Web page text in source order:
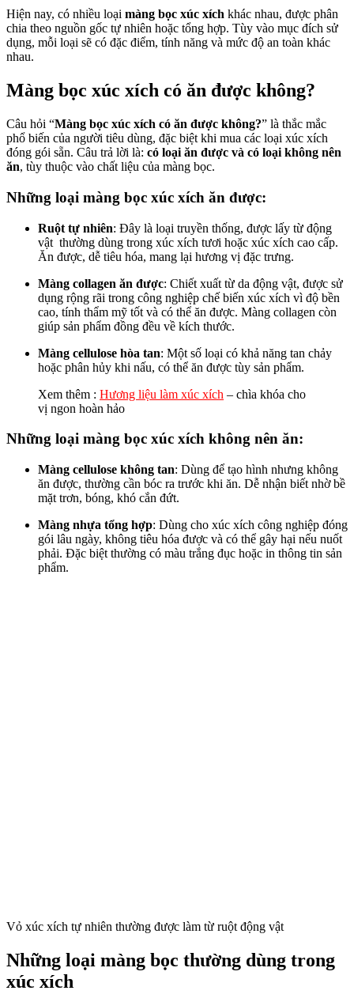
Hiện nay, có nhiều loại màng bọc xúc xích khác nhau, được phân
chia theo nguồn gốc tự nhiên hoặc tổng hợp. Tùy vào mục đích sử
dụng, mỗi loại sẽ có đặc điểm, tính năng và mức độ an toàn khác
nhau.
Màng bọc xúc xích có ăn được không?
Câu hỏi “Màng bọc xúc xích có ăn được không?” là thắc mắc
phổ biến của người tiêu dùng, đặc biệt khi mua các loại xúc xích
đóng gói sẵn. Câu trả lời là: có loại ăn được và có loại không nên
ăn, tùy thuộc vào chất liệu của màng bọc.
Những loại màng bọc xúc xích ăn được:
Ruột tự nhiên: Đây là loại truyền thống, được lấy từ động
vật thường dùng trong xúc xích tươi hoặc xúc xích cao cấp.
Ăn được, dễ tiêu hóa, mang lại hương vị đặc trưng.
Màng collagen ăn được: Chiết xuất từ da động vật, được sử
dụng rộng rãi trong công nghiệp chế biến xúc xích vì độ bền
cao, tính thẩm mỹ tốt và có thể ăn được. Màng collagen còn
giúp sản phẩm đồng đều về kích thước.
Màng cellulose hòa tan: Một số loại có khả năng tan chảy
hoặc phân hủy khi nấu, có thể ăn được tùy sản phẩm.
Xem thêm : Hương liệu làm xúc xích – chìa khóa cho
vị ngon hoàn hảo
Những loại màng bọc xúc xích không nên ăn:
Màng cellulose không tan: Dùng để tạo hình nhưng không
ăn được, thường cần bóc ra trước khi ăn. Dễ nhận biết nhờ bề
mặt trơn, bóng, khó cắn đứt.
Màng nhựa tổng hợp: Dùng cho xúc xích công nghiệp đóng
gói lâu ngày, không tiêu hóa được và có thể gây hại nếu nuốt
phải. Đặc biệt thường có màu trắng đục hoặc in thông tin sản
phẩm.
Vỏ xúc xích tự nhiên thường được làm từ ruột động vật
Những loại màng bọc thường dùng trong
xúc xích